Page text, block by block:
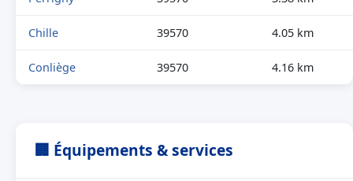
Chille 39570 4.05 km
Conliège 39570 4.16 km
🏢 Équipements & services